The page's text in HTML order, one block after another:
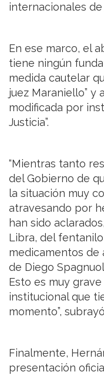
internacionales de
En ese marco, el
tiene ningún
medida cautelar
juez Maraniello” y
modificada por
Justicia”.
“Mientras tanto
del Gobierno de
la situación muy
atravesando por
han sido
Libra, del
medicamentos de
de Diego
Esto es muy
institucional que
momento”,
Finalmente,
presentación